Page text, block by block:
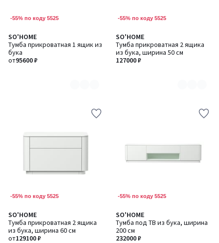
-55% по коду 5525
SO'HOME
Тумба прикроватная 1 ящик из
бука
от95600 ₽
Количество
цветов:
6
-55% по коду 5525
SO'HOME
Тумба прикроватная 2 ящика
из бука, ширина 50 см
127000 ₽
Количество
цветов:
6
-55% по коду 5525
SO'HOME
Тумба прикроватная 2 ящика
из бука, ширина 60 см
от129100 ₽
Количество
цветов:
6
-55% по коду 5525
SO'HOME
Тумба под ТВ из бука, ширина
200 см
232000 ₽
Количество
цветов:
6